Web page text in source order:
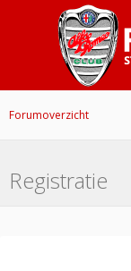
Forumoverzicht
Registratie